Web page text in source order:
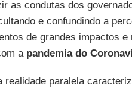
as condutas dos
e confundindo a
de grandes impactos
a pandemia do
realidade paralela